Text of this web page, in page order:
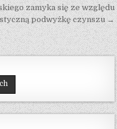
zamyka się ze względu
podwyżkę czynszu →